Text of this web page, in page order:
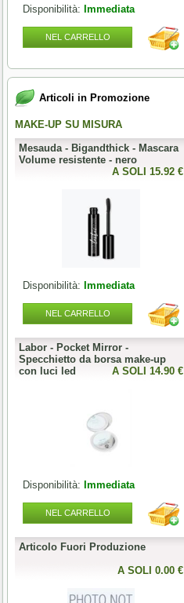
Disponibilità: Immediata
NEL CARRELLO
Articoli in Promozione
MAKE-UP SU MISURA
Mesauda - Bigandthick - Mascara
Volume resistente - nero
A SOLI 15.92 €
Disponibilità: Immediata
NEL CARRELLO
Labor - Pocket Mirror -
Specchietto da borsa make-up
con luci led
A SOLI 14.90 €
Disponibilità: Immediata
NEL CARRELLO
Articolo Fuori Produzione
A SOLI 0.00 €